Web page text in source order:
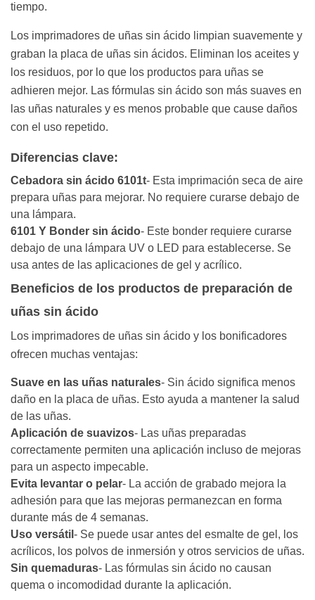
tiempo.
Los imprimadores de uñas sin ácido limpian suavemente y
graban la placa de uñas sin ácidos. Eliminan los aceites y
los residuos, por lo que los productos para uñas se
adhieren mejor. Las fórmulas sin ácido son más suaves en
las uñas naturales y es menos probable que cause daños
con el uso repetido.
Diferencias clave:
Cebadora sin ácido 6101t- Esta imprimación seca de aire
prepara uñas para mejorar. No requiere curarse debajo de
una lámpara.
6101 Y Bonder sin ácido- Este bonder requiere curarse
debajo de una lámpara UV o LED para establecerse. Se
usa antes de las aplicaciones de gel y acrílico.
Beneficios de los productos de preparación de
uñas sin ácido
Los imprimadores de uñas sin ácido y los bonificadores
ofrecen muchas ventajas:
Suave en las uñas naturales- Sin ácido significa menos
daño en la placa de uñas. Esto ayuda a mantener la salud
de las uñas.
Aplicación de suavizos- Las uñas preparadas
correctamente permiten una aplicación incluso de mejoras
para un aspecto impecable.
Evita levantar o pelar- La acción de grabado mejora la
adhesión para que las mejoras permanezcan en forma
durante más de 4 semanas.
Uso versátil - Se puede usar antes del esmalte de gel, los
acrílicos, los polvos de inmersión y otros servicios de uñas.
Sin quemaduras- Las fórmulas sin ácido no causan
quema o incomodidad durante la aplicación.